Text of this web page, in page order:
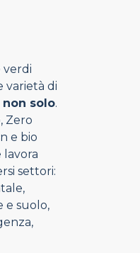
verdi
varietà di
solo.
Zero
e bio
lavora
settori:
e suolo,